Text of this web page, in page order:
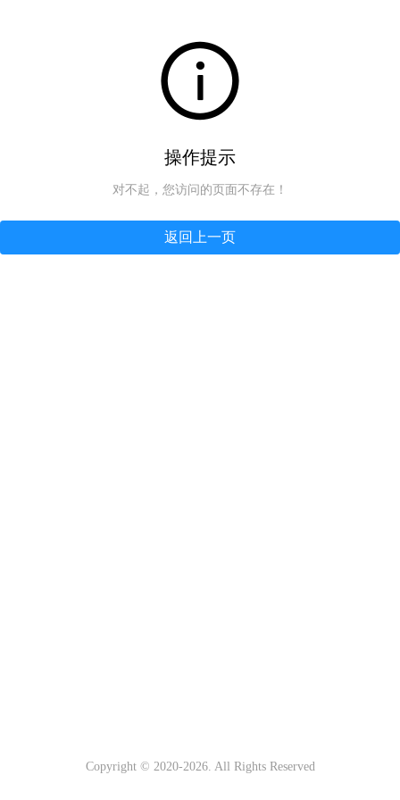
操作提示
对不起，您访问的页面不存在！
返回上一页
Copyright © 2020-2026. All Rights Reserved